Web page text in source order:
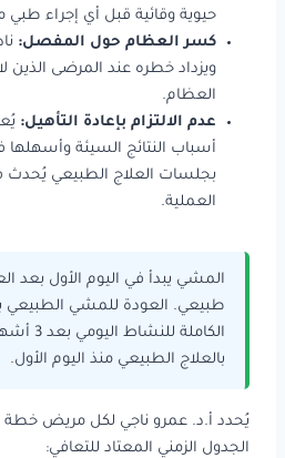
حيوية وقائية قبل أي إجراء طبي
كسر العظام حول المفصل:
ويزداد خطره عند المرضى
العظام.
عدم الالتزام بإعادة التأهيل:
أسباب النتائج السيئة وأسهلها
بجلسات العلاج الطبيعي يُحدث
العملية.
المشي يبدأ في اليوم الأول بعد
الكاملة
بالعلاج الطبيعي منذ اليوم الأول.
يُحدد أ.د. عمرو ناجي لكل مريض
الجدول الزمني المعتاد للتعافي: